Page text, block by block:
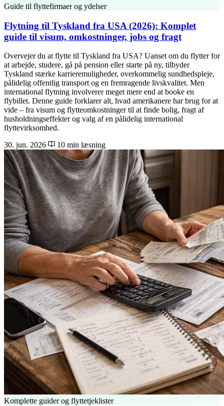
Guide til flyttefirmaer og ydelser
Flytning til Tyskland fra USA (2026): Komplet
guide til visum, omkostninger, jobs og fragt
Overvejer du at flytte til Tyskland fra USA? Uanset om du flytter for
at arbejde, studere, gå på pension eller starte på ny, tilbyder
Tyskland stærke karrieremuligheder, overkommelig sundhedspleje,
pålidelig offentlig transport og en fremragende livskvalitet. Men
international flytning involverer meget mere end at booke en
flybillet. Denne guide forklarer alt, hvad amerikanere har brug for at
vide – fra visum og flytteomkostninger til at finde bolig, fragt af
husholdningseffekter og valg af en pålidelig international
flyttevirksomhed.
30. jun. 2026
10 min læsning
Komplette guider og flyttetjeklister